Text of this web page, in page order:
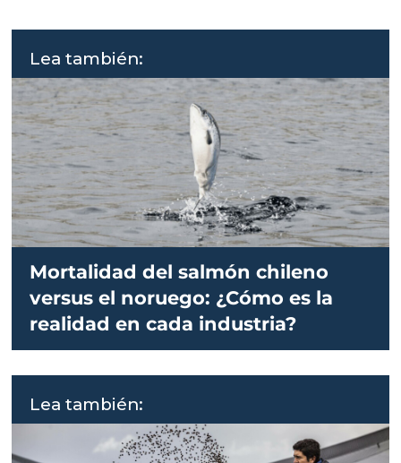
Lea también:
Mortalidad del salmón chileno
versus el noruego: ¿Cómo es la
realidad en cada industria?
Lea también: